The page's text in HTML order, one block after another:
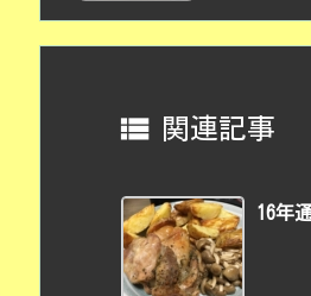
 関連記事
16年